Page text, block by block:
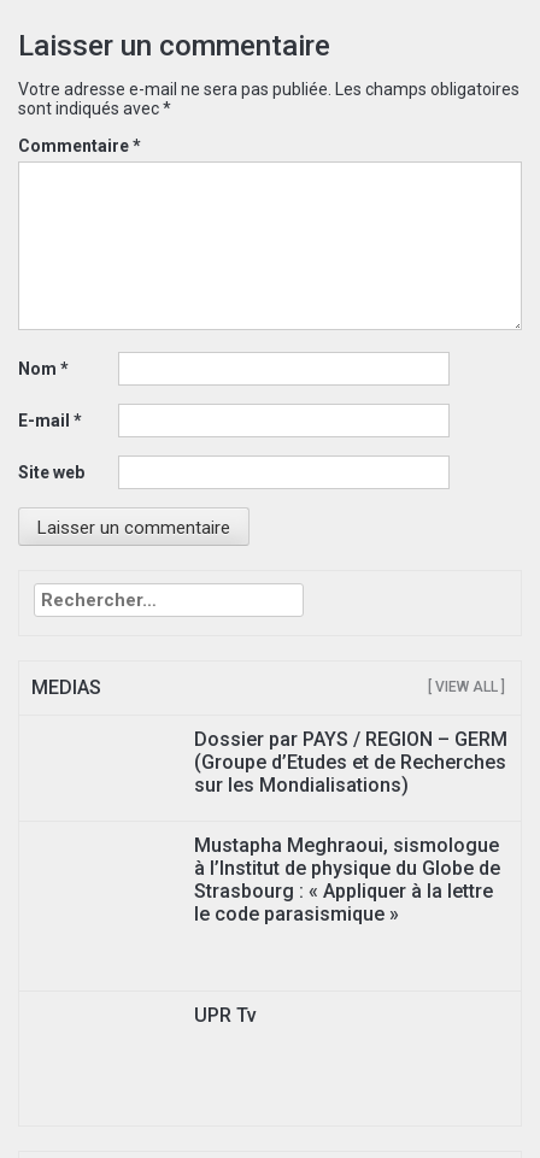
Laisser un commentaire
Votre adresse e-mail ne sera pas publiée.
Les champs obligatoires
sont indiqués avec*
Commentaire*
Nom *
E-mail *
Site web
Rechercher :
MEDIAS [ VIEW ALL ]
Dossier par PAYS / REGION – GERM
(Groupe d’Etudes et de Recherches
sur les Mondialisations)
Mustapha Meghraoui, sismologue
à l’Institut de physique du Globe de
Strasbourg : « Appliquer à la lettre
le code parasismique »
UPR Tv